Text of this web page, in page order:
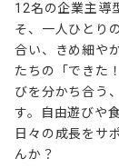
12名の企業主導
そ、一人ひとり
合い、きめ細や
たちの「できた
びを分かち合う
す。自由遊びや
日々の成長をサ
んか？